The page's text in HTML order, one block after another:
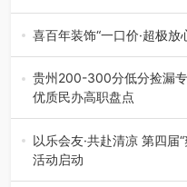
八一建军节到来之际，由
市退役军人事务局联合贵
喜百年装饰“一口价·超极
2026年7月31日，喜百年
会在贵阳隆重举行。…
贵州200-300分低分捡漏
优质民办高职盘点
在贵州省高考志愿填报体
的省内工科、新能源汽车…
以乐会友·共赴清凉 第四届
活动启动
七月的贵阳，清风送爽，